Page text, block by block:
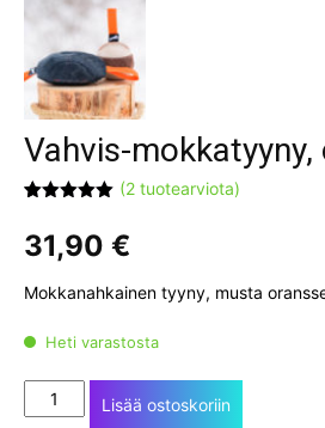
Vahvis-mokkatyyny,
5:stä
perustuen
asiakkaan
(2tuotearviota)
31,90 €
Mokkanahkainen tyyny, musta
Heti varastosta
Vahvis-
mokkatyyny,
Lisää ostoskoriin